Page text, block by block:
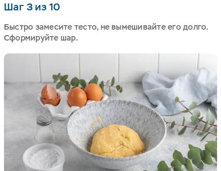
Шаг 3 из 10
Быстро замесите тесто, не вымешивайте его долго.
Сформируйте шар.